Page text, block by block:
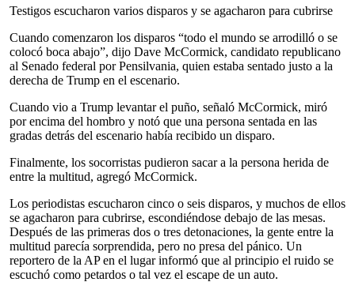
Testigos escucharon varios disparos y se agacharon para cubrirse
Cuando comenzaron los disparos “todo el mundo se arrodilló o se
colocó boca abajo”, dijo Dave McCormick, candidato republicano
al Senado federal por Pensilvania, quien estaba sentado justo a la
derecha de Trump en el escenario.
Cuando vio a Trump levantar el puño, señaló McCormick, miró
por encima del hombro y notó que una persona sentada en las
gradas detrás del escenario había recibido un disparo.
Finalmente, los socorristas pudieron sacar a la persona herida de
entre la multitud, agregó McCormick.
Los periodistas escucharon cinco o seis disparos, y muchos de ellos
se agacharon para cubrirse, escondiéndose debajo de las mesas.
Después de las primeras dos o tres detonaciones, la gente entre la
multitud parecía sorprendida, pero no presa del pánico. Un
reportero de la AP en el lugar informó que al principio el ruido se
escuchó como petardos o tal vez el escape de un auto.